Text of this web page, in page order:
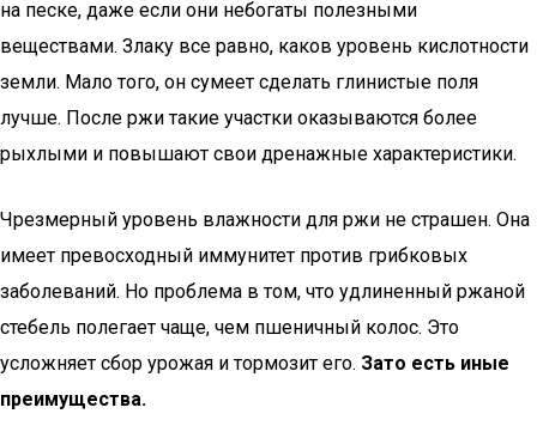
на песке, даже если они небогаты полезными
веществами. Злаку все равно, каков уровень кислотности
земли. Мало того, он сумеет сделать глинистые поля
лучше. После ржи такие участки оказываются более
рыхлыми и повышают свои дренажные характеристики.
Чрезмерный уровень влажности для ржи не страшен. Она
имеет превосходный иммунитет против грибковых
заболеваний. Но проблема в том, что удлиненный ржаной
стебель полегает чаще, чем пшеничный колос. Это
усложняет сбор урожая и тормозит его. Зато есть иные
преимущества.